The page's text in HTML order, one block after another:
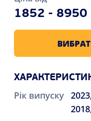
1852 - 8950
Рік випуску